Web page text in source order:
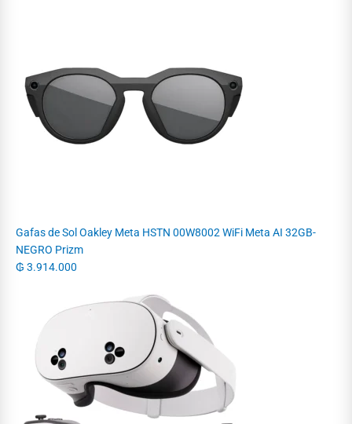
Gafas de Sol Oakley Meta HSTN 00W8002 WiFi Meta AI 32GB-
NEGRO Prizm
₲ 3.914.000